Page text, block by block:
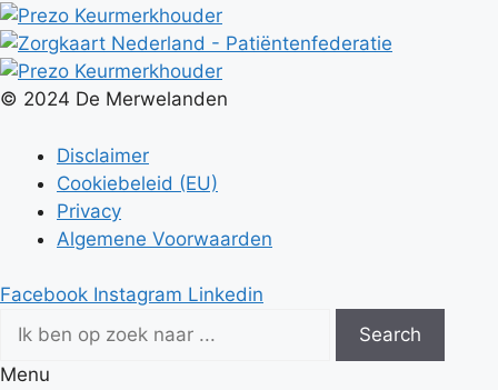
© 2024 De Merwelanden
Disclaimer
Cookiebeleid (EU)
Privacy
Algemene Voorwaarden
Facebook Instagram Linkedin
Search
Menu